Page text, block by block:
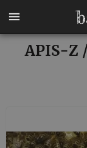
APIS-Z